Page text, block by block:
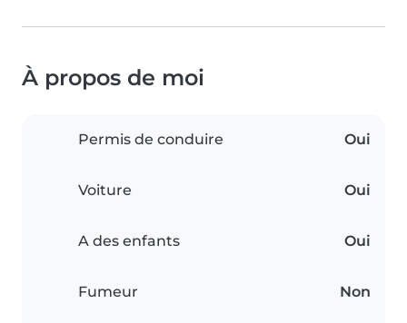
À propos de moi
Permis de conduire Oui
Voiture Oui
A des enfants Oui
Fumeur Non